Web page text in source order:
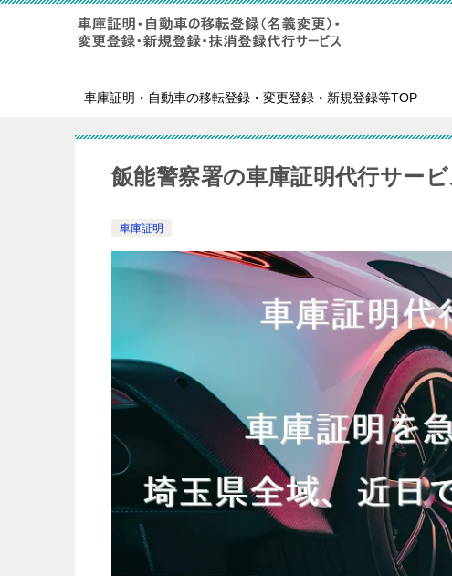
車庫証明・自動車の移転登録・変更登録・新規登録等TOP
飯能警察署の車庫証明代行サービ
車庫証明